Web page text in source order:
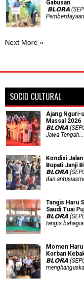
Gabusan
𝗕𝗟𝗢𝗥𝗔
Next More »
SOCIO CULTURAL
Ajang Nguri-
Massal 2026
𝗕𝗟𝗢𝗥𝗔
Jawa Tengah...
Kondisi
Bupati Janji
𝗕𝗟𝗢𝗥𝗔
dan
Tangis Haru
Saudi Tuai
𝗕𝗟𝗢𝗥𝗔
tangis
Momen Haru
Korban
𝗕𝗟𝗢𝗥𝗔